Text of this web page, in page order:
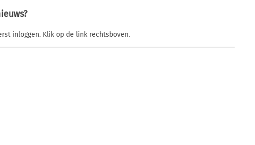
inloggen. Klik op de link rechtsboven.